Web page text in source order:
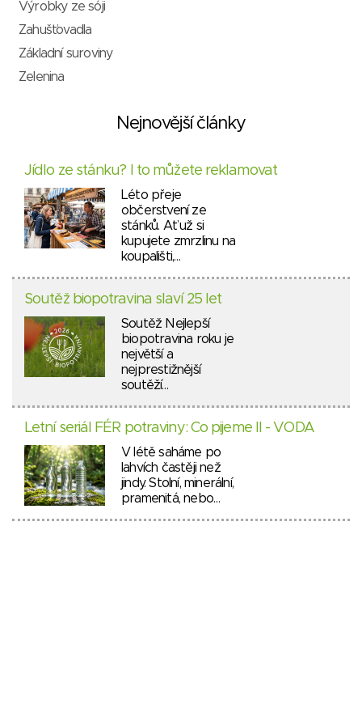
Výrobky ze sóji
Zahušťovadla
Základní suroviny
Zelenina
Nejnovější články
Jídlo ze stánku? I to můžete reklamovat
Léto přeje
občerstvení ze
stánků. Ať už si
kupujete zmrzlinu na
koupališti,…
Soutěž biopotravina slaví 25 let
Soutěž Nejlepší
biopotravina roku je
největší a
nejprestižnější
soutěží…
Letní seriál FÉR potraviny: Co pijeme II - VODA
V létě saháme po
lahvích častěji než
jindy. Stolní, minerální,
pramenitá, nebo…